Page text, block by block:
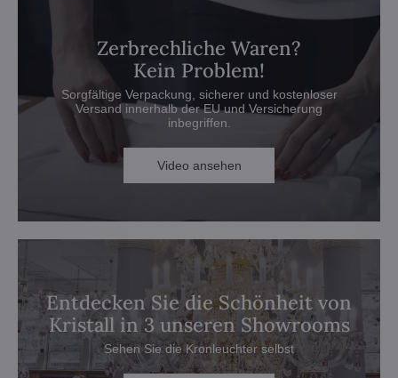
Zerbrechliche Waren?
Kein Problem!
Sorgfältige Verpackung, sicherer und kostenloser
Versand innerhalb der EU und Versicherung
inbegriffen.
Video ansehen
Entdecken Sie die Schönheit von
Kristall in 3 unseren Showrooms
Sehen Sie die Kronleuchter selbst